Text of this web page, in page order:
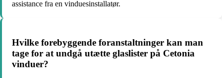
assistance fra en vinduesinstallatør.
Hvilke forebyggende foranstaltninger kan man
tage for at undgå utætte glaslister på Cetonia
vinduer?